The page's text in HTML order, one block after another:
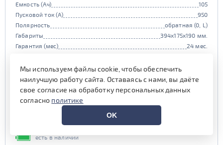
Емкость (Ач)
105
Пусковой ток (А)
950
Полярность
обратная (0, L)
Габариты
394x175x190 мм.
Гарантия (мес)
24 мес.
при обмене старой АКБ
аналогичного типоразмера
36 900 руб.
есть в наличии
Мы используем файлы cookie, чтобы обеспечить
наилучшую работу сайта. Оставаясь с нами, вы даёте
свое согласие на обработку персональных данных
согласно политике
OK